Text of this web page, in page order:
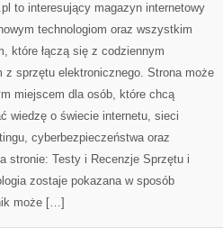
to interesujący magazyn internetowy
technologiom oraz wszystkim
które łączą się z codziennym
z sprzętu elektronicznego. Strona może
miejscem dla osób, które chcą
wiedzę o świecie internetu, sieci
cyberbezpieczeństwa oraz
stronie: Testy i Recenzje Sprzętu i
zostaje pokazana w sposób
może […]